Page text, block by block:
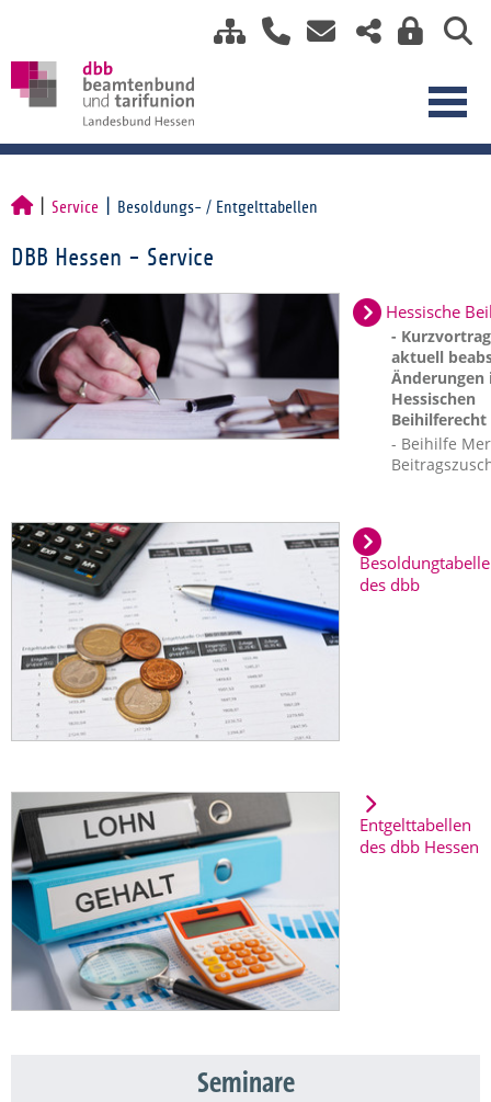
Service Besoldungs- / Entgelttabellen
DBB Hessen - Service
Hessische
-
aktuell
Änderungen
Hessischen
Beihilferecht
- Beihilfe
des dbb
Entgelttabellen
des dbb Hessen
Seminare